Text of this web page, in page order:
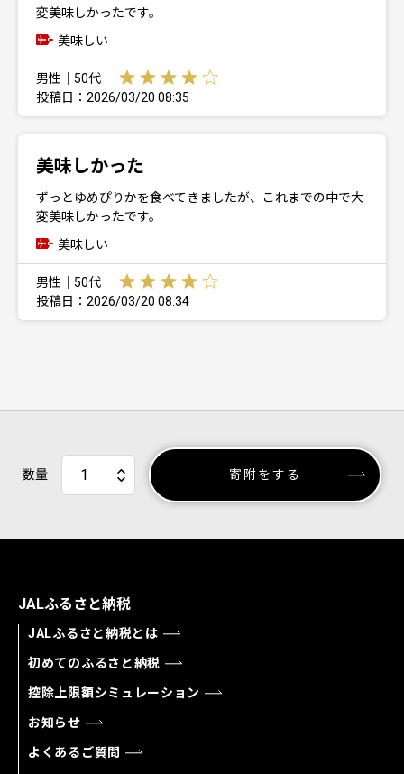
変美味しかったです。
美味しい
男性｜50代
投稿日：2026/03/20 08:35
美味しかった
ずっとゆめぴりかを食べてきましたが、これまでの中で大
変美味しかったです。
美味しい
男性｜50代
投稿日：2026/03/20 08:34
数量 寄附をする
JALふるさと納税
JALふるさと納税とは
初めてのふるさと納税
控除上限額シミュレーション
お知らせ
よくあるご質問